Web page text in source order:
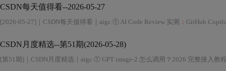
CSDN每天值得看--2026-05-27
[2026-05-27]｜CSDN每天值得看｜aigc ① AI Code Review 实测 ： GitHub Copilot
CSDN月度精选--第51期(2026-05-28)
[第51期]｜CSDN月度精选｜aigc ① GPT image-2 怎么调用？2026 完整接入教